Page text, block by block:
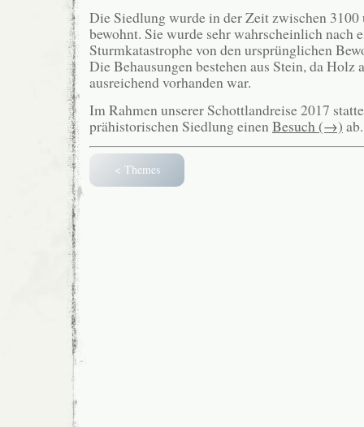
Die Siedlung wurde in der Zeit zwischen 3100
bewohnt. Sie wurde sehr wahrscheinlich nach
Sturmkatastrophe von den ursprünglichen
Die Behausungen bestehen aus Stein, da Holz
ausreichend vorhanden war.
Im Rahmen unserer Schottlandreise 2017
prähistorischen Siedlung einenBesuch (→) ab.
< Themes